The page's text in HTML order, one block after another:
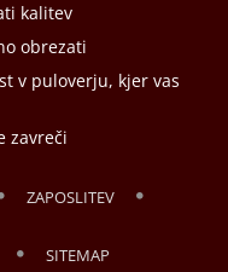
kalitev
obrezati
v puloverju, kjer vas
zavreči
ZAPOSLITEV
SITEMAP